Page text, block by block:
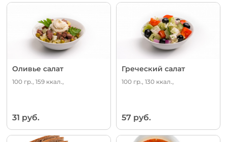
Оливье салат
100 гр., 159 ккал.,
31 руб.
Греческий салат
100 гр., 130 ккал.,
57 руб.